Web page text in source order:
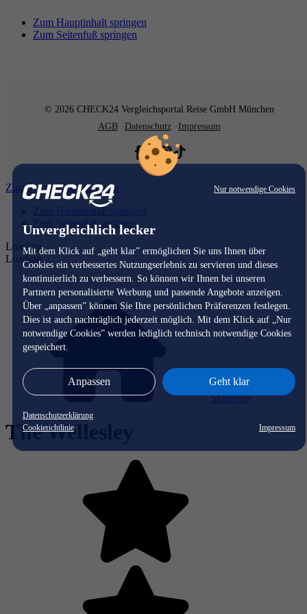
Nur notwendige Cookies
Unvergleichlich lecker
Mit dem Klick auf „geht klar” ermöglichen Sie uns Ihnen über
Cookies ein verbessertes Nutzungserlebnis zu servieren und dieses
kontinuierlich zu verbessern. So können wir Ihnen bei unseren
Partnern personalisierte Werbung und passende Angebote anzeigen.
Über „anpassen” können Sie Ihre persönlichen Präferenzen festlegen.
Dies ist auch nachträglich jederzeit möglich. Mit dem Klick auf „Nur
notwendige Cookies” werden lediglich technisch notwendige Cookies
gespeichert.
Anpassen Geht klar
Datenschutzerklärung
Cookierichtlinie
Impressum
Zum Hauptinhalt springen
Zum Seitenfuß springen
© 2026 CHECK24 Vergleichsportal Reise GmbH München
AGB
Datenschutz Impressum
Zum Hauptinhalt springen
Zum Hauptinhalt springen
Zum Seitenfuß springen
Loading...
Loading...
Startseite
The Wellesley